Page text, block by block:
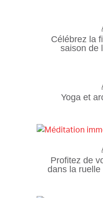
Célébrez la
saison de
Yoga et
Profitez de
dans la ruelle